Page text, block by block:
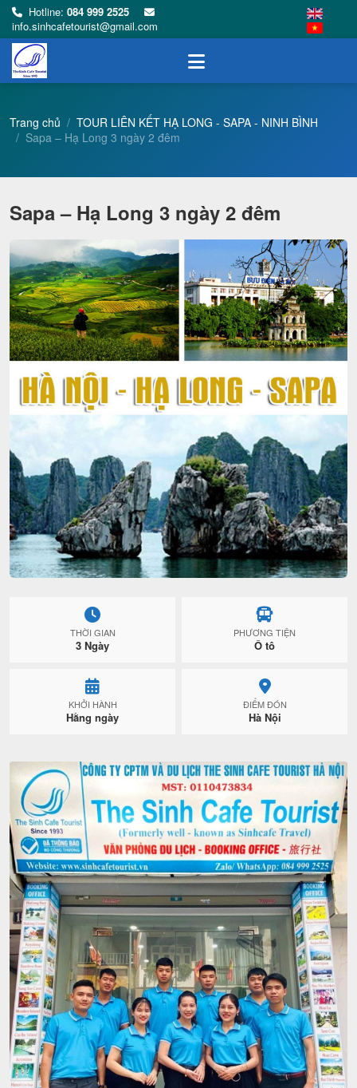
Hotline: 084 999 2525
info.sinhcafetourist@gmail.com
Trang chủ
TOUR LIÊN KẾT HẠ LONG - SAPA - NINH BÌNH
Sapa – Hạ Long 3 ngày 2 đêm
Sapa – Hạ Long 3 ngày 2 đêm
THỜI GIAN
3 Ngày
PHƯƠNG TIỆN
Ô tô
KHỞI HÀNH
Hằng ngày
ĐIỂM ĐÓN
Hà Nội